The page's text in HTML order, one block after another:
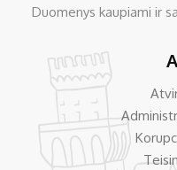
Duomenys kaupiami ir